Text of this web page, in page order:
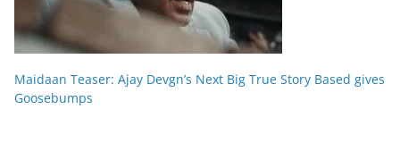
Maidaan Teaser: Ajay Devgn’s Next Big True Story Based gives
Goosebumps